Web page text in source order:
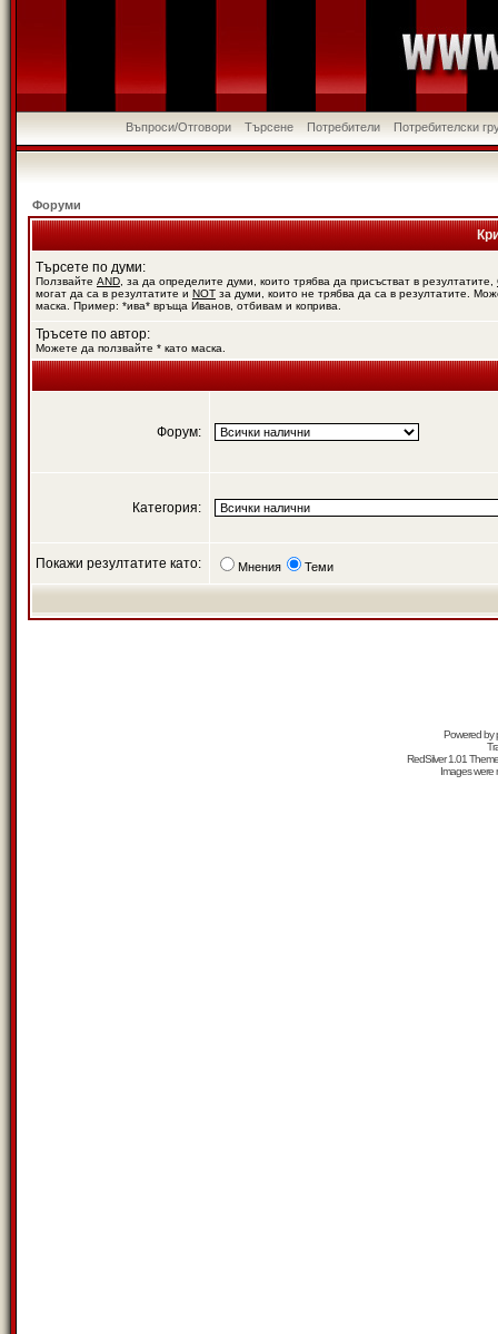
Въпроси/Отговори Търсене Потребители Потребителски
Форуми
Търсете по думи:
Ползвайте AND , за да определите думи, които трябва да присъстват в резултатите,
могат да са в резултатите и NOT за думи, които не трябва да са в резултатите.
маска. Пример: *ива* връща Иванов, отбивам и коприва.
Тръсете по автор:
Можете да ползвайте * като маска.
Форум:
Категория:
Покажи резултатите като: Мнения Теми
Powered by
RedSilver 1.01
Images were